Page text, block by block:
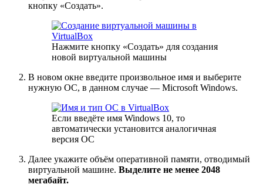
кнопку «Создать».
Нажмите кнопку «Создать» для создания
новой виртуальной машины
В новом окне введите произвольное имя и выберите
нужную ОС, в данном случае — Microsoft Windows.
Если введёте имя Windows 10, то
автоматически установится аналогичная
версия ОС
Далее укажите объём оперативной памяти, отводимый
виртуальной машине. Выделите не менее 2048
мегабайт.